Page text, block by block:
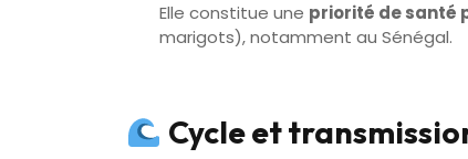
Elle constitue une priorité de santé
marigots), notamment au Sénégal.
Cycle et